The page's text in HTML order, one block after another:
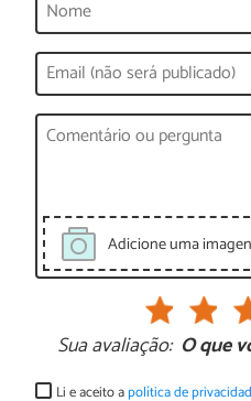
Adicione uma imagen
Sua avaliação: O que
Li e aceito apolítica de